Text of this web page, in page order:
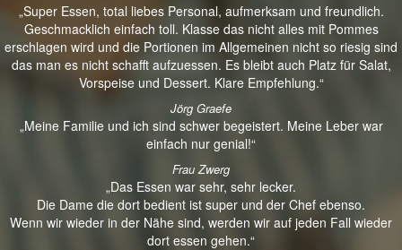
„Super Essen, total liebes Personal, aufmerksam und freundlich.
Geschmacklich einfach toll. Klasse das nicht alles mit Pommes
erschlagen wird und die Portionen im Allgemeinen nicht so riesig sind
das man es nicht schafft aufzuessen. Es bleibt auch Platz für Salat,
Vorspeise und Dessert. Klare Empfehlung.“
Jörg Graefe
„Meine Familie und ich sind schwer begeistert. Meine Leber war
einfach nur genial!“
Frau Zwerg
„Das Essen war sehr, sehr lecker.
Die Dame die dort bedient ist super und der Chef ebenso.
Wenn wir wieder in der Nähe sind, werden wir auf jeden Fall wieder
dort essen gehen.“